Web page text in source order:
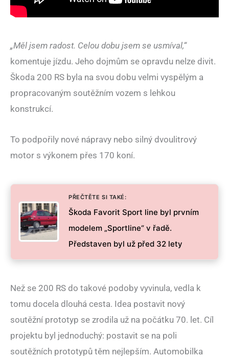
„Měl jsem radost. Celou dobu jsem se usmíval,“
komentuje jízdu. Jeho dojmům se opravdu nelze divit.
Škoda 200 RS byla na svou dobu velmi vyspělým a
propracovaným soutěžním vozem s lehkou
konstrukcí.
To podpořily nové nápravy nebo silný dvoulitrový
motor s výkonem přes 170 koní.
PŘEČTĚTE SI TAKÉ:
Škoda Favorit Sport line byl prvním
modelem „Sportline“ v řadě.
Představen byl už před 32 lety
Než se 200 RS do takové podoby vyvinula, vedla k
tomu docela dlouhá cesta. Idea postavit nový
soutěžní prototyp se zrodila už na počátku 70. let. Cíl
projektu byl jednoduchý: postavit se na poli
soutěžních prototypů těm nejlepším. Automobilka